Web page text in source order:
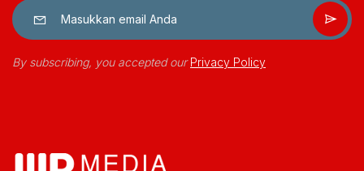
By subscribing, you accepted ourPrivacy Policy